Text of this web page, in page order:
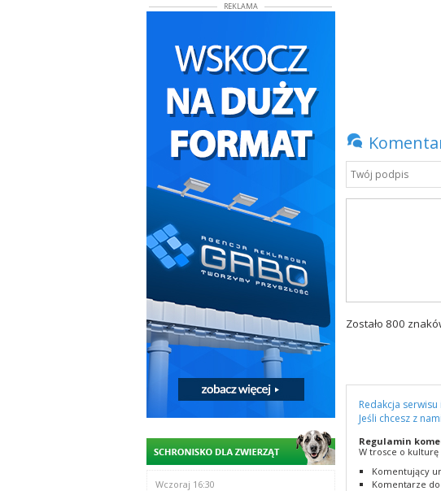
REKLAMA
Wczoraj 16:30
Zostało 800
Redakcja
Jeśli chcesz z
Regulamin
W trosce o
Komentujący
Komentarze